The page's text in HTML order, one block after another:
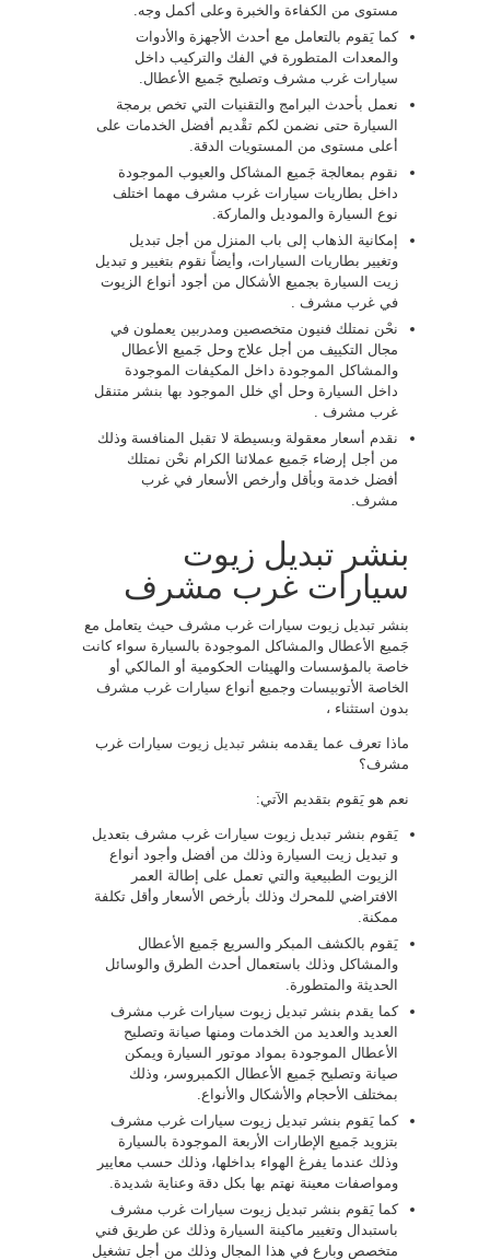
مستوى من الكفاءة والخبرة وعلى أكمل وجه.
كما يَقوم بالتعامل مع أحدث الأجهزة والأدوات
والمعدات المتطورة في الفك والتركيب داخل
سيارات غرب مشرف وتصليح جَميع الأعطال.
نعمل بأحدث البرامج والتقنيات التي تخص برمجة
السيارة حتى نضمن لكم تقْديم أفضل الخدمات على
أعلى مستوى من المستويات الدقة.
نقوم بمعالجة جَميع المشاكل والعيوب الموجودة
داخل بطاريات سيارات غرب مشرف مهما اختلف
نوع السيارة والموديل والماركة.
إمكانية الذهاب إلى باب المنزل من أجل تبديل
وتغيير بطاريات السيارات، وأيضاً نقوم بتغيير و تبديل
زيت السيارة بجميع الأشكال من أجود أنواع الزيوت
في غرب مشرف .
نحْن نمتلك فنيون متخصصين ومدربين يعملون في
مجال التكييف من أجل علاج وحل جَميع الأعطال
والمشاكل الموجودة داخل المكيفات الموجودة
داخل السيارة وحل أي خلل الموجود بها بنشر متنقل
غرب مشرف .
نقدم أسعار معقولة وبسيطة لا تقبل المنافسة وذلك
من أجل إرضاء جَميع عملائنا الكرام نحْن نمتلك
أفضل خدمة وبأقل وأرخص الأسعار في غرب
مشرف.
بنشر تبديل زيوت
سيارات غرب مشرف
بنشر تبديل زيوت سيارات غرب مشرف حيث يتعامل مع
جَميع الأعطال والمشاكل الموجودة بالسيارة سواء كانت
خاصة بالمؤسسات والهيئات الحكومية أو المالكي أو
الخاصة الأتوبيسات وجميع أنواع سيارات غرب مشرف
بدون استثناء ،
ماذا تعرف عما يقدمه بنشر تبديل زيوت سيارات غرب
مشرف؟
نعم هو يَقوم بتقديم الآتي:
يَقوم بنشر تبديل زيوت سيارات غرب مشرف بتعديل
و تبديل زيت السيارة وذلك من أفضل وأجود أنواع
الزيوت الطبيعية والتي تعمل على إطالة العمر
الافتراضي للمحرك وذلك بأرخص الأسعار وأقل تكلفة
ممكنة.
يَقوم بالكشف المبكر والسريع جَميع الأعطال
والمشاكل وذلك باستعمال أحدث الطرق والوسائل
الحديثة والمتطورة.
كما يقدم بنشر تبديل زيوت سيارات غرب مشرف
العديد والعديد من الخدمات ومنها صيانة وتصليح
الأعطال الموجودة بمواد موتور السيارة ويمكن
صيانة وتصليح جَميع الأعطال الكمبروسر، وذلك
بمختلف الأحجام والأشكال والأنواع.
كما يَقوم بنشر تبديل زيوت سيارات غرب مشرف
بتزويد جَميع الإطارات الأربعة الموجودة بالسيارة
وذلك عندما يفرغ الهواء بداخلها، وذلك حسب معايير
ومواصفات معينة نهتم بها بكل دقة وعناية شديدة.
كما يَقوم بنشر تبديل زيوت سيارات غرب مشرف
باستبدال وتغيير ماكينة السيارة وذلك عن طريق فني
متخصص وبارع في هذا المجال وذلك من أجل تشغيل